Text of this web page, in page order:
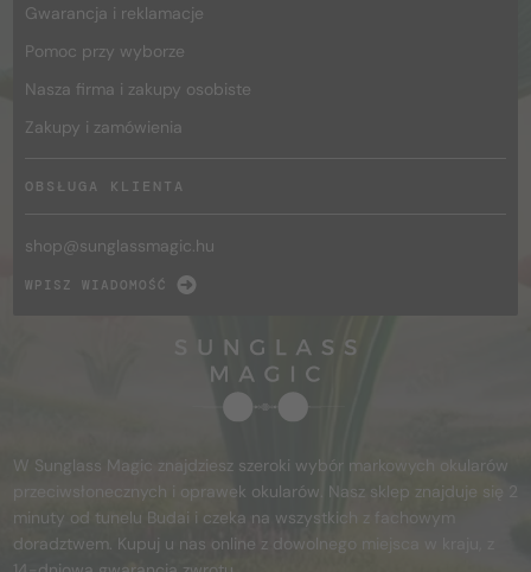
Gwarancja i reklamacje
Pomoc przy wyborze
Nasza firma i zakupy osobiste
Zakupy i zamówienia
OBSŁUGA KLIENTA
shop@sunglassmagic.hu
WPISZ WIADOMOŚĆ
W Sunglass Magic znajdziesz szeroki wybór markowych okularów
przeciwsłonecznych i oprawek okularów. Nasz sklep znajduje się 2
minuty od tunelu Budai i czeka na wszystkich z fachowym
doradztwem. Kupuj u nas online z dowolnego miejsca w kraju, z